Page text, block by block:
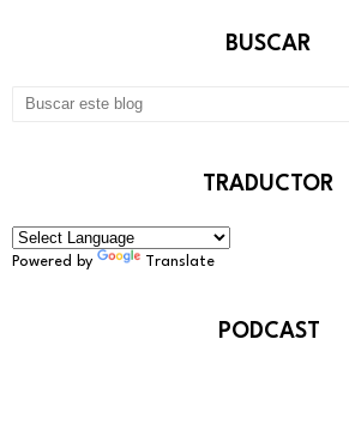
BUSCAR
TRADUCTOR
Powered by Translate
PODCAST